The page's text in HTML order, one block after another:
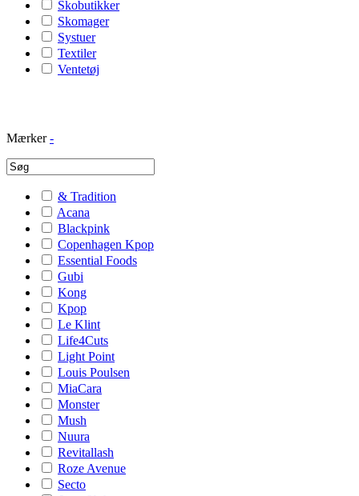
Skobutikker
Skomager
Systuer
Textiler
Ventetøj
Mærker -
& Tradition
Acana
Blackpink
Copenhagen Kpop
Essential Foods
Gubi
Kong
Kpop
Le Klint
Life4Cuts
Light Point
Louis Poulsen
MiaCara
Monster
Mush
Nuura
Revitallash
Roze Avenue
Secto